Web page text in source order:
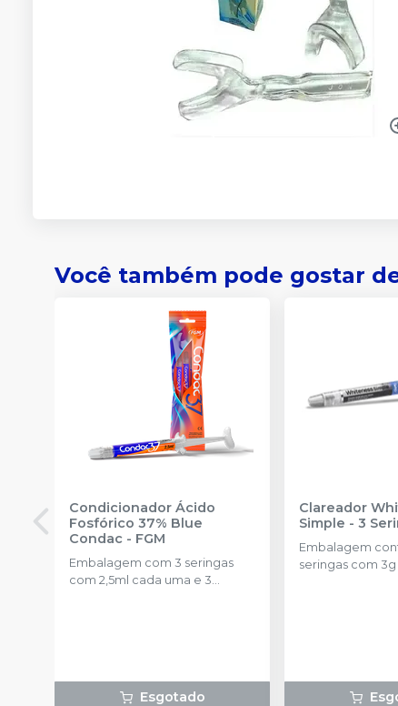
Você também pode gostar
Condicionador Ácido
Fosfórico 37% Blue
Condac - FGM
Embalagem com 3 seringas
com 2,5ml cada uma e 3
Esgotado
Clareador
Simple - 3
Embalagem
seringas com